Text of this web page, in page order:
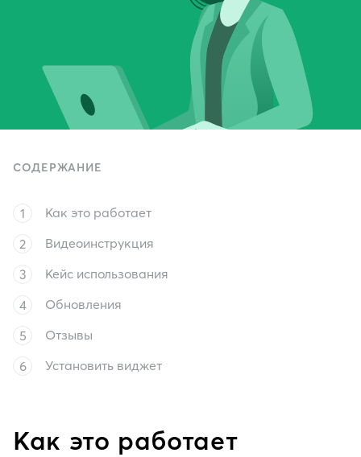
СОДЕРЖАНИЕ
Как это работает
Видеоинструкция
Кейс использования
Обновления
Отзывы
Установить виджет
Как это работает